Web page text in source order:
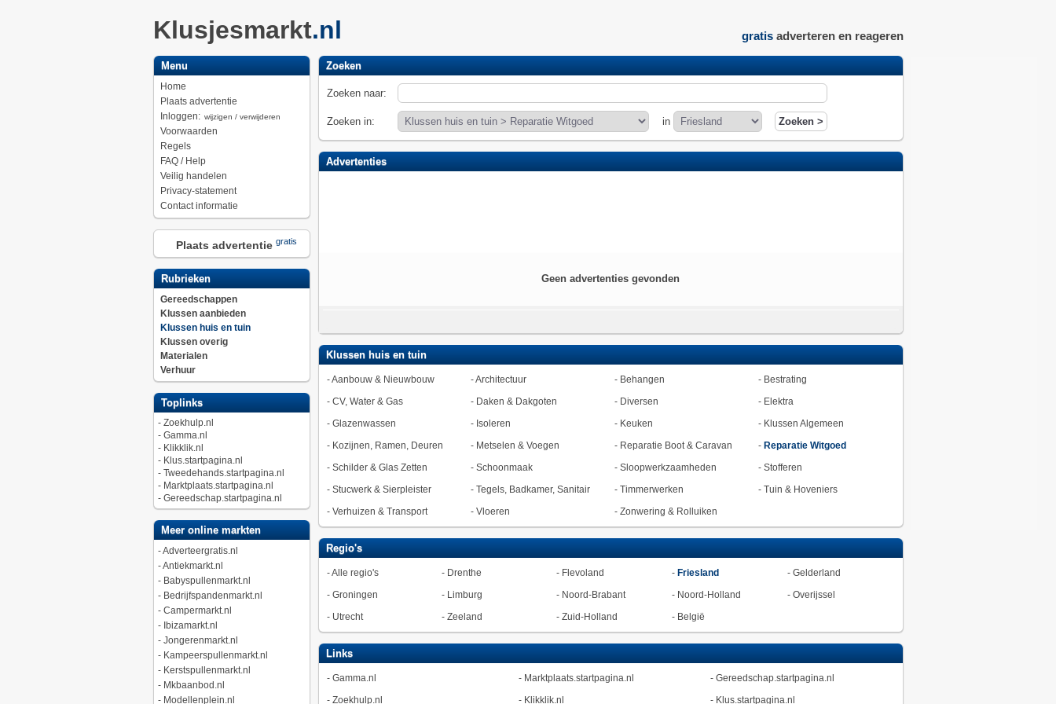
Klusjesmarkt.nl gratisadverteren en reageren
Menu
Home
Plaats advertentie
Inloggen: wijzigen / verwijderen
Voorwaarden
Regels
FAQ / Help
Veilig handelen
Privacy-statement
Contact informatie
Plaats advertentie gratis
Rubrieken
Gereedschappen
Klussen aanbieden
Klussen huis en tuin
Klussen overig
Materialen
Verhuur
Toplinks
- Zoekhulp.nl
- Gamma.nl
- Klikklik.nl
- Klus.startpagina.nl
- Tweedehands.startpagina.nl
- Marktplaats.startpagina.nl
- Gereedschap.startpagina.nl
Meer online markten
-Adverteergratis.nl
-Antiekmarkt.nl
- Babyspullenmarkt.nl
- Bedrijfspandenmarkt.nl
- Campermarkt.nl
- Ibizamarkt.nl
- Jongerenmarkt.nl
- Kampeerspullenmarkt.nl
- Kerstspullenmarkt.nl
- Mkbaanbod.nl
- Modellenplein.nl
Zoeken
Zoeken naar:
Zoeken in: in
Advertenties
Geen advertenties gevonden
Klussen huis en tuin
-Aanbouw & Nieuwbouw -Architectuur - Behangen - Bestrating
- CV, Water & Gas - Daken & Dakgoten - Diversen - Elektra
- Glazenwassen - Isoleren - Keuken - Klussen Algemeen
- Kozijnen, Ramen, Deuren - Metselen & Voegen - Reparatie Boot & Caravan - Reparatie Witgoed
- Schilder & Glas Zetten - Schoonmaak - Sloopwerkzaamheden - Stofferen
- Stucwerk & Sierpleister - Tegels, Badkamer, Sanitair - Timmerwerken - Tuin & Hoveniers
- Verhuizen & Transport - Vloeren - Zonwering & Rolluiken
Regio's
-Alle regio's - Drenthe - Flevoland - Friesland - Gelderland
- Groningen - Limburg - Noord-Brabant - Noord-Holland - Overijssel
- Utrecht - Zeeland - Zuid-Holland - België
Links
- Gamma.nl - Marktplaats.startpagina.nl - Gereedschap.startpagina.nl
- Zoekhulp.nl - Klikklik.nl - Klus.startpagina.nl